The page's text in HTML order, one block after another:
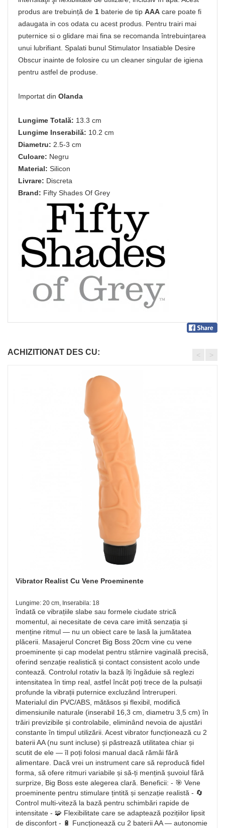
produs are trebuință de 1 baterie de tip AAA care poate fi
adaugata in cos odata cu acest produs. Pentru trairi mai
puternice si o glidare mai fina se recomanda întrebuințarea
unui lubrifiant. Spalati bunul Stimulator Insatiable Desire
Obscur inainte de folosire cu un cleaner singular de igiena
pentru astfel de produse.
Importat din Olanda
Lungime Totală: 13.3 cm
Lungime Inserabilă: 10.2 cm
Diametru: 2.5-3 cm
Culoare: Negru
Material: Silicon
Livrare: Discreta
Brand: Fifty Shades Of Grey
ACHIZITIONAT DES CU:
Vibrator Realist Cu Vene Proeminente
Lungime: 20 cm, Inserabila: 18
îndată ce vibrațiile slabe sau formele ciudate strică
momentul, ai necesitate de ceva care imită senzația și
menține ritmul — nu un obiect care te lasă la jumătatea
plăcerii. Masajerul Concret Big Boss 20cm vine cu vene
proeminente și cap modelat pentru stârnire vaginală precisă,
oferind senzație realistică și contact consistent acolo unde
contează. Controlul rotativ la bază îți îngăduie să reglezi
intensitatea în timp real, astfel încât poți trece de la pulsații
profunde la vibrații puternice excluzând întreruperi.
Materialul din PVC/ABS, mătăsos și flexibil, modifică
dimensiunile naturale (inserabil 16,3 cm, diametru 3,5 cm) în
trăiri previzibile și controlabile, eliminând nevoia de ajustări
constante în timpul utilizării. Acest vibrator funcționează cu 2
baterii AA (nu sunt incluse) și păstrează utilitatea chiar și
scutit de ele — îl poți folosi manual dacă rămâi fără
alimentare. Dacă vrei un instrument care să reproducă fidel
forma, să ofere ritmuri variabile și să-ți mențină șuvoiul fără
surprize, Big Boss este alegerea clară. Beneficii: - 🎯 Vene
proeminente pentru stimulare țintită și senzație realistă - 🔄
Control multi-viteză la bază pentru schimbări rapide de
intensitate - 🧩 Flexibilitate care se adaptează pozițiilor lipsit
de disconfort - 🔋 Funcționează cu 2 baterii AA — autonomie
< >